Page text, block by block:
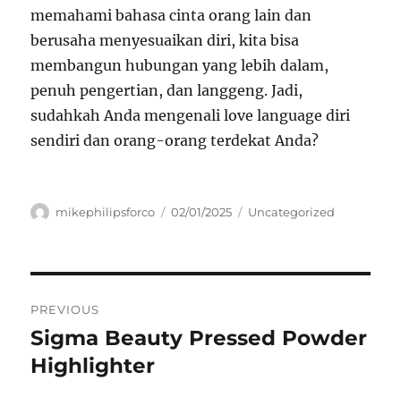
memahami bahasa cinta orang lain dan
berusaha menyesuaikan diri, kita bisa
membangun hubungan yang lebih dalam,
penuh pengertian, dan langgeng. Jadi,
sudahkah Anda mengenali love language diri
sendiri dan orang-orang terdekat Anda?
Author
mikephilipsforco
Posted
02/01/2025 Categories
Uncategorized
pos
PREVIOUS
Previous
post:
Sigma Beauty Pressed Powder
Highlighter